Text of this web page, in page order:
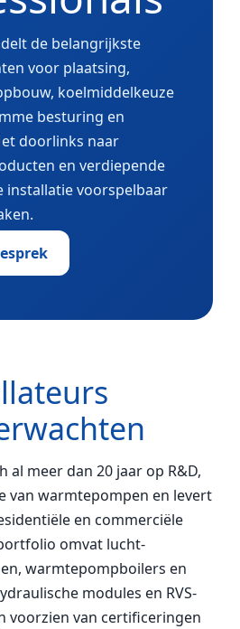
de belangrijkste
voor plaatsing,
koelmiddelkeuze
besturing en
doorlinks naar
en verdiepende
installatie voorspelbaar
al meer dan 20 jaar op R&D,
van warmtepompen en levert
en commerciële
omvat lucht-
warmtepompboilers en
modules en RVS-
voorzien van certificeringen